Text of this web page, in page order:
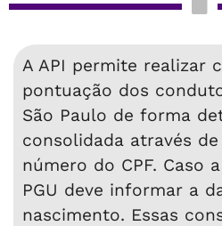
A API permite realizar
pontuação dos
São Paulo de forma
consolidada através
número do CPF. Caso
PGU deve informar a
nascimento. Essas